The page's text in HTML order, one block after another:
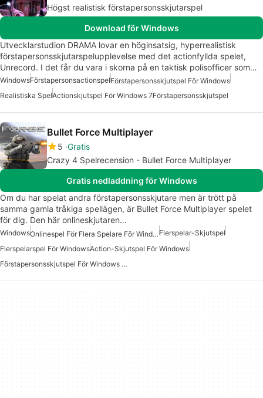
Högst realistisk förstapersonsskjutarspel
Download för Windows
Utvecklarstudion DRAMA lovar en höginsatsig, hyperrealistisk
förstapersonsskjutarspelupplevelse med det actionfyllda spelet,
Unrecord. I det får du vara i skorna på en taktisk polisofficer som…
WindowsFörstapersonsactionspelFörstapersonsskjutspel För Windows
Realistiska SpelActionskjutspel För Windows 7Förstapersonsskjutspel
Bullet Force Multiplayеr
5 Gratis
Crazy 4 Spelrecension - Bullet Force Multiplayer
Gratis nedladdning för Windows
Om du har spelat andra förstapersonsskjutare men är trött på
samma gamla tråkiga spellägen, är Bullet Force Multiplayer spelet
för dig. Den här onlineskjutaren…
Windows Onlinespel För Flera Spelare För WindowsFlerspelar-Skjutspel
Flerspelarspel För WindowsAction-Skjutspel För Windows
Förstapersonsskjutspel För Windows 10